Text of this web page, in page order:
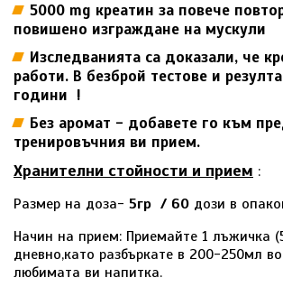
5000 mg креатин за повече
повишено изграждане на мускули
Изследванията са доказали, че
работи. В безброй тестове и
години !
Без аромат - добавете го към
тренировъчния ви прием.
Хранителни стойности и прием :
Размер на доза- 5гр / 60 дози в
Начин на прием: Приемайте 1 лъжичка
дневно,като разбъркате в 200-250мл
любимата ви напитка.